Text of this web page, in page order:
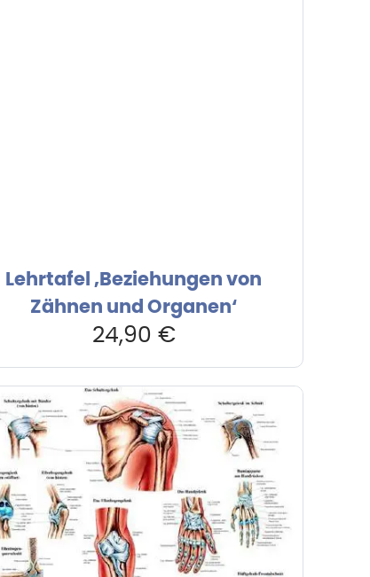
Lehrtafel ‚Beziehungen von
Zähnen und Organen‘
24,90 €